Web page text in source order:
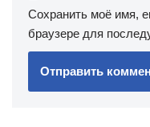
Сохранить моё имя,
браузере для